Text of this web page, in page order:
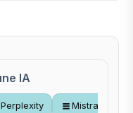
IA
Perplexity Mistral